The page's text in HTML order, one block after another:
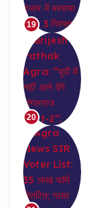
19
20